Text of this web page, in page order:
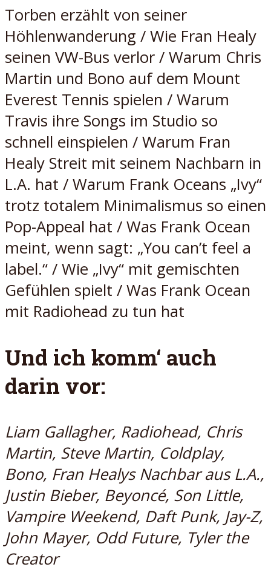
Torben erzählt von seiner
Höhlenwanderung / Wie Fran Healy
seinen VW-Bus verlor / Warum Chris
Martin und Bono auf dem Mount
Everest Tennis spielen / Warum
Travis ihre Songs im Studio so
schnell einspielen / Warum Fran
Healy Streit mit seinem Nachbarn in
L.A. hat / Warum Frank Oceans „Ivy“
trotz totalem Minimalismus so einen
Pop-Appeal hat / Was Frank Ocean
meint, wenn sagt: „You can’t feel a
label.“ / Wie „Ivy“ mit gemischten
Gefühlen spielt / Was Frank Ocean
mit Radiohead zu tun hat
Und ich komm‘ auch
darin vor:
Liam Gallagher, Radiohead, Chris
Martin, Steve Martin, Coldplay,
Bono, Fran Healys Nachbar aus L.A.,
Justin Bieber, Beyoncé, Son Little,
Vampire Weekend, Daft Punk, Jay-Z,
John Mayer, Odd Future, Tyler the
Creator